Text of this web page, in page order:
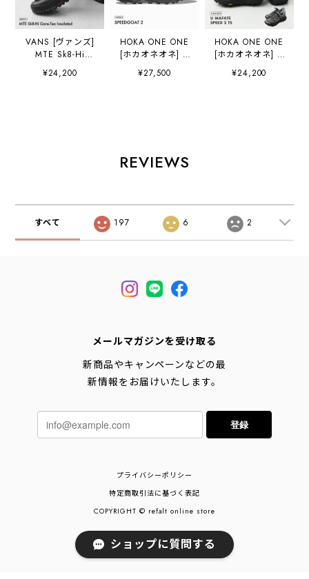
VANS [ヴァンズ]
MTE Sk8-Hi
Gore-Tex
Insulated
[2026AW]
¥24,200
HOKA ONE ONE
[ホカオネオネ] U
SPEEDGOAT 2
[1162710-bhlt] ス
底・クッション
性・MEN'S /
¥27,500
HOKA ONE ONE
[ホカオネオネ] U
MAFATE SPEED 2
TS [1171891] マ
¥24,200
REVIEWS
すべて 197 6 2
メールマガジンを受け取る
新商品やキャンペーンなどの最
新情報をお届けいたします。
登録
プライバシーポリシー
特定商取引法に基づく表記
COPYRIGHT © refalt online store
ショップに質問する